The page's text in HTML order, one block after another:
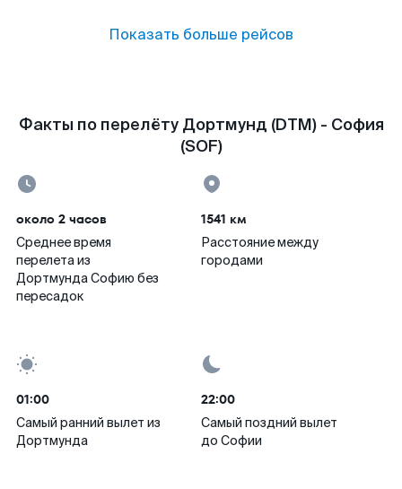
Показать больше рейсов
Факты по перелёту Дортмунд (DTM) - София
(SOF)
около 2 часов
Среднее время
перелета из
Дортмунда Софию без
пересадок
1541 км
Расстояние между
городами
01:00
Самый ранний вылет из
Дортмунда
22:00
Самый поздний вылет
до Софии